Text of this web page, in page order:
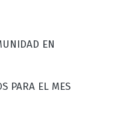
EN
PARA EL MES